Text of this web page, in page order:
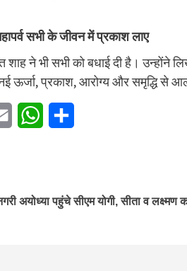
सभी के जीवन में प्रकाश लाए
शाह ने भी सभी को बधाई दी है। उन्होंने
ऊर्जा, प्रकाश, आरोग्य और समृद्धि से
Email WhatsApp
अयोध्या पहुंचे सीएम योगी, सीता व लक्ष्मण